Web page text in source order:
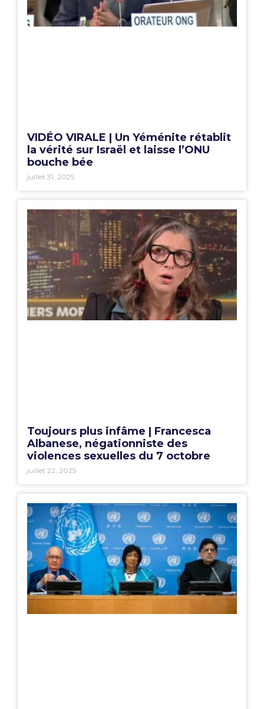
VIDÉO VIRALE | Un Yéménite rétablit
la vérité sur Israël et laisse l’ONU
bouche bée
juillet 31, 2025
Toujours plus infâme | Francesca
Albanese, négationniste des
violences sexuelles du 7 octobre
juillet 22, 2025